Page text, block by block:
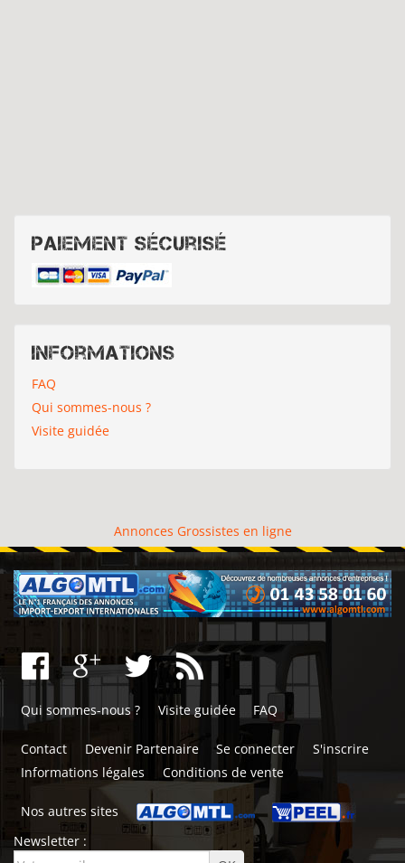
Paiement sécurisé
Informations
FAQ
Qui sommes-nous ?
Visite guidée
Annonces Grossistes en ligne
Qui sommes-nous ? Visite guidée FAQ
Contact Devenir Partenaire Se connecter
S'inscrire
Informations légales
Conditions de vente
Nos autres sites
Newsletter :